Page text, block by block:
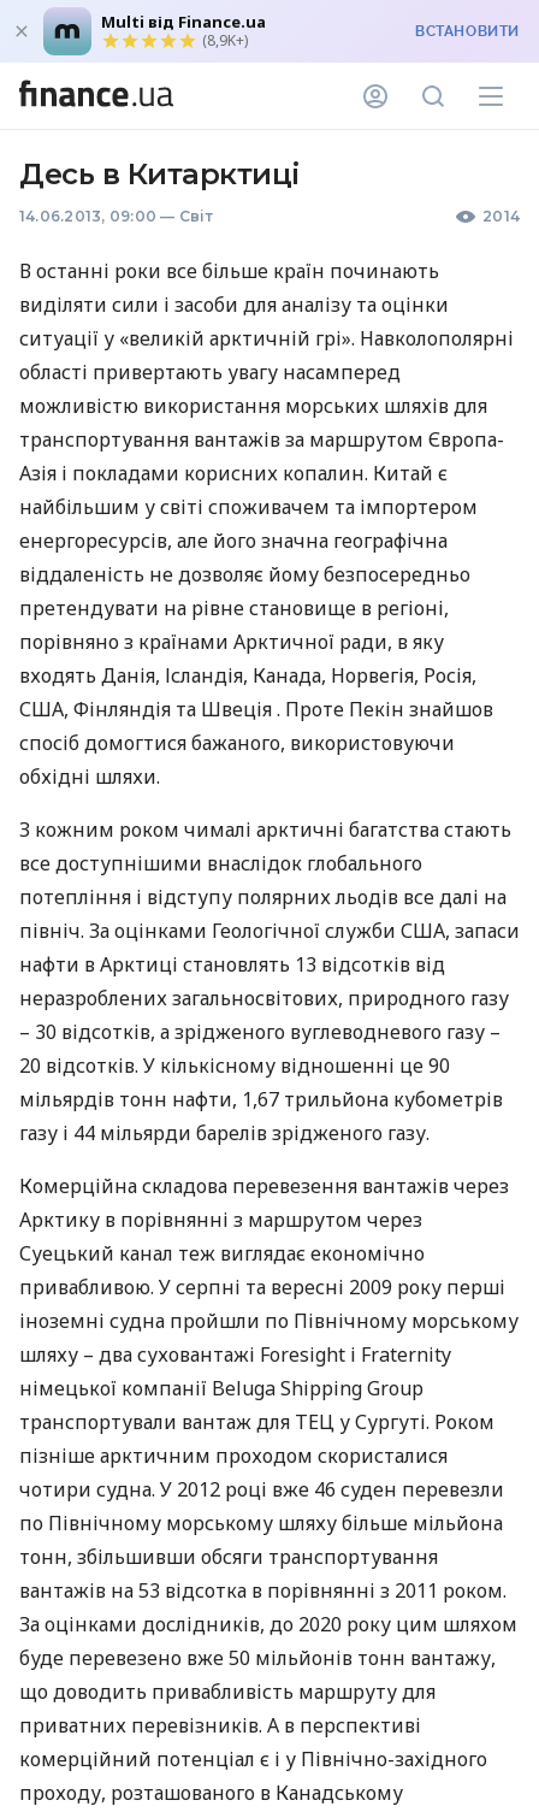
Multi від Finance.ua
(8,9K+) ВСТАНОВИТИ
Десь в Китарктиці
14.06.2013, 09:00 — Світ 2014
В останні роки все більше країн починають
виділяти сили і засоби для аналізу та оцінки
ситуації у «великій арктичній грі». Навколополярні
області привертають увагу насамперед
можливістю використання морських шляхів для
транспортування вантажів за маршрутом Європа-
Азія і покладами корисних копалин. Китай є
найбільшим у світі споживачем та імпортером
енергоресурсів, але його значна географічна
віддаленість не дозволяє йому безпосередньо
претендувати на рівне становище в регіоні,
порівняно з країнами Арктичної ради, в яку
входять Данія, Ісландія, Канада, Норвегія, Росія,
США, Фінляндія та Швеція . Проте Пекін знайшов
спосіб домогтися бажаного, використовуючи
обхідні шляхи.
З кожним роком чималі арктичні багатства стають
все доступнішими внаслідок глобального
потепління і відступу полярних льодів все далі на
північ. За оцінками Геологічної служби США, запаси
нафти в Арктиці становлять 13 відсотків від
неразроблених загальносвітових, природного газу
– 30 відсотків, а зрідженого вуглеводневого газу –
20 відсотків. У кількісному відношенні це 90
мільярдів тонн нафти, 1,67 трильйона кубометрів
газу і 44 мільярди барелів зрідженого газу.
Комерційна складова перевезення вантажів через
Арктику в порівнянні з маршрутом через
Суецький канал теж виглядає економічно
привабливою. У серпні та вересні 2009 року перші
іноземні судна пройшли по Північному морському
шляху – два суховантажі Foresight і Fraternity
німецької компанії Beluga Shipping Group
транспортували вантаж для ТЕЦ у Сургуті. Роком
пізніше арктичним проходом скористалися
чотири судна. У 2012 році вже 46 суден перевезли
по Північному морському шляху більше мільйона
тонн, збільшивши обсяги транспортування
вантажів на 53 відсотка в порівнянні з 2011 роком.
За оцінками дослідників, до 2020 року цим шляхом
буде перевезено вже 50 мільйонів тонн вантажу,
що доводить привабливість маршруту для
приватних перевізників. А в перспективі
комерційний потенціал є і у Північно-західного
проходу, розташованого в Канадському